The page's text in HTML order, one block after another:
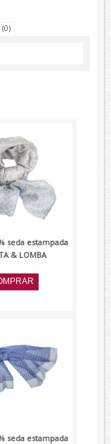
seda estampada
& LOMBA
seda estampada